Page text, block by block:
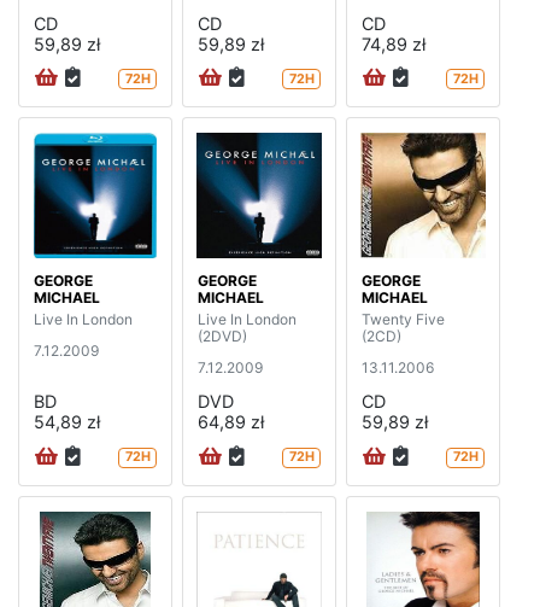
CD
59,89 zł
72H
CD
59,89 zł
72H
CD
74,89 zł
72H
GEORGE
MICHAEL
Live In London
7.12.2009
BD
54,89 zł
72H
GEORGE
MICHAEL
Live In London
(2DVD)
7.12.2009
DVD
64,89 zł
72H
GEORGE
MICHAEL
Twenty Five
(2CD)
13.11.2006
CD
59,89 zł
72H